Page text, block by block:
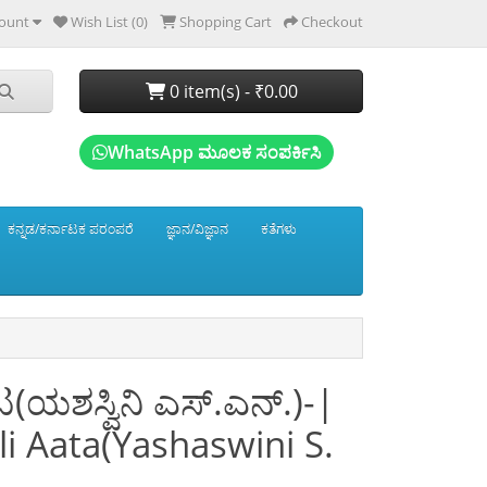
Wish List (0) Shopping Cart Checkout
0 item(s) - ₹0.00
WhatsApp ಮೂಲಕ ಸಂಪರ್ಕಿಸಿ
ಕನ್ನಡ/ಕರ್ನಾಟಕ ಪರಂಪರೆ ಜ್ಞಾನ/ವಿಜ್ಞಾನ ಕತೆಗಳು
ಎಸ್.ಎನ್.)-|
Aata(Yashaswini S.